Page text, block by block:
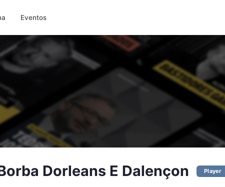
Eventos
Dorleans E Dalençon Player